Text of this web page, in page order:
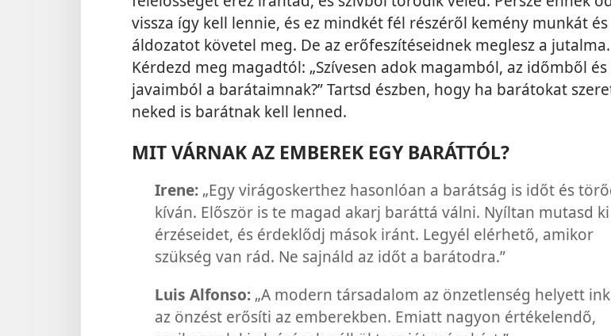
vissza így kell lennie, és ez mindkét fél részéről kemény munkát és
áldozatot követel meg. De az erőfeszítéseidnek meglesz a jutalma.
Kérdezd meg magadtól: „Szívesen adok magamból, az időmből és
javaimból a barátaimnak?” Tartsd észben, hogy ha barátokat
neked is barátnak kell lenned.
MIT VÁRNAK AZ EMBEREK EGY BARÁTTÓL?
Irene: „Egy virágoskerthez hasonlóan a barátság is időt és
kíván. Először is te magad akarj baráttá válni. Nyíltan mutasd
érzéseidet, és érdeklődj mások iránt. Legyél elérhető, amikor
szükség van rád. Ne sajnáld az időt a barátodra.”
Luis Alfonso: „A modern társadalom az önzetlenség helyett
az önzést erősíti az emberekben. Emiatt nagyon értékelendő,